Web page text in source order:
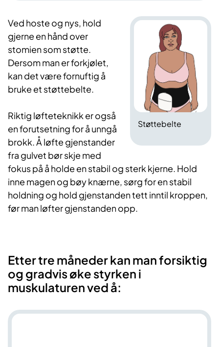
Støttebelte
Ved hoste og nys, hold
gjerne en hånd over
stomien som støtte.
Dersom man er forkjølet,
kan det være fornuftig å
bruke et støttebelte.
Riktig løfteteknikk er også
en forutsetning for å unngå
brokk. Å løfte gjenstander
fra gulvet bør skje med
fokus på å holde en stabil og sterk kjerne. Hold
inne magen og bøy knærne, sørg for en stabil
holdning og hold gjenstanden tett inntil kroppen,
før man løfter gjenstanden opp.
Etter tre måneder kan man forsiktig
og gradvis øke styrken i
muskulaturen ved å: